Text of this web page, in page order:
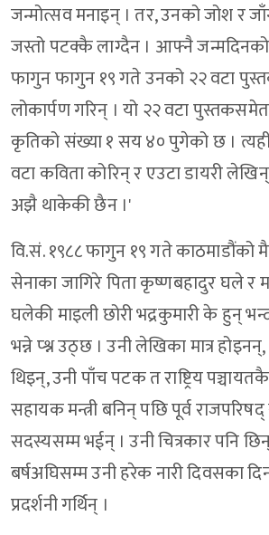
जन्मोत्सव मनाइन् । तर, उनको जोश र
जस्तो पटक्कै लाग्दैन । आफ्नै
फागुन फागुन १९ गते उनको २२ वटा
लोकार्पण गरिन् । यो २२ वटा
कृतिको संख्या १ सय ४० पुगेको छ ।
वटा कविता कोरिन् र एउटा डायरी
अझै थाकेकी छैन ।'
वि.सं. १९८८ फागुन १९ गते काठमाडौंको
सेनाका जागिरे पिता कृष्णबहादुर घले र
घलेकी माइली छोरी भद्रकुमारी के हुन्
भन्ने प्श्न उठ्छ । उनी लेखिका मात्र होइनन्,
थिइन्, उनी पाँच पटक त राष्ट्रिय
सहायक मन्त्री बनिन् पछि पूर्व
सदस्यसम्म भईन् । उनी चित्रकार पनि
बर्षअघिसम्म उनी हरेक नारी दिवसका
प्रदर्शनी गर्थिन् ।